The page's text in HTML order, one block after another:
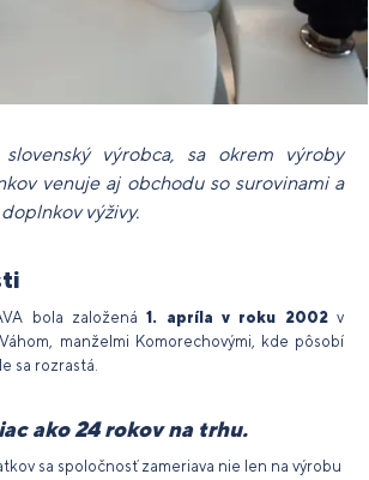
slovenský výrobca, sa okrem výroby
venuje aj obchodu so surovinami a
výživy.
bola založená1. apríla v roku 2002v
manželmi Komorechovými, kde pôsobí
sa rozrastá.
ako 24 rokov na trhu.
sa spoločnosť zameriava nie len na výrobu